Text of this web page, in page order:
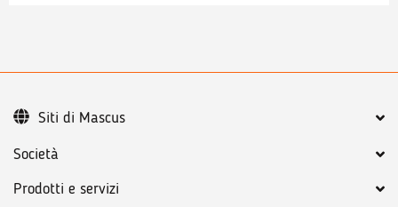
Società
Prodotti e servizi
Siti di Mascus